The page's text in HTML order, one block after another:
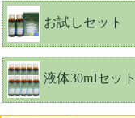
お試しセット
液体30mlセット